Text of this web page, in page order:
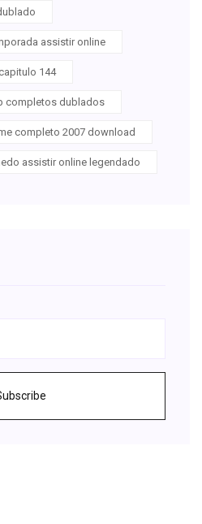
assistir online
144
completos dublados
completo 2007 download
assistir online legendado